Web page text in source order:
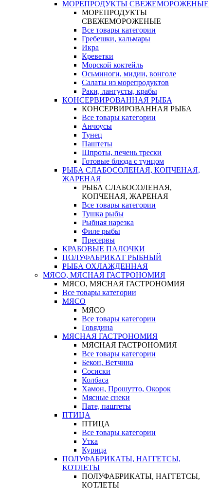
МОРЕПРОДУКТЫ СВЕЖЕМОРОЖЕНЫЕ
МОРЕПРОДУКТЫ
СВЕЖЕМОРОЖЕНЫЕ
Все товары категории
Гребешки, кальмары
Икра
Креветки
Морской коктейль
Осьминоги, мидии, вонголе
Салаты из морепродуктов
Раки, лангусты, крабы
КОНСЕРВИРОВАННАЯ РЫБА
КОНСЕРВИРОВАННАЯ РЫБА
Все товары категории
Анчоусы
Тунец
Паштеты
Шпроты, печень трески
Готовые блюда с тунцом
РЫБА СЛАБОСОЛЕНАЯ, КОПЧЕНАЯ,
ЖАРЕНАЯ
РЫБА СЛАБОСОЛЕНАЯ,
КОПЧЕНАЯ, ЖАРЕНАЯ
Все товары категории
Тушка рыбы
Рыбная нарезка
Филе рыбы
Пресервы
КРАБОВЫЕ ПАЛОЧКИ
ПОЛУФАБРИКАТ РЫБНЫЙ
РЫБА ОХЛАЖДЕННАЯ
МЯСО, МЯСНАЯ ГАСТРОНОМИЯ
МЯСО, МЯСНАЯ ГАСТРОНОМИЯ
Все товары категории
МЯСО
МЯСО
Все товары категории
Говядина
МЯСНАЯ ГАСТРОНОМИЯ
МЯСНАЯ ГАСТРОНОМИЯ
Все товары категории
Бекон, Ветчина
Сосиски
Колбаса
Хамон, Прошутто, Окорок
Мясные снеки
Пате, паштеты
ПТИЦА
ПТИЦА
Все товары категории
Утка
Курица
ПОЛУФАБРИКАТЫ, НАГГЕТСЫ,
КОТЛЕТЫ
ПОЛУФАБРИКАТЫ, НАГГЕТСЫ,
КОТЛЕТЫ